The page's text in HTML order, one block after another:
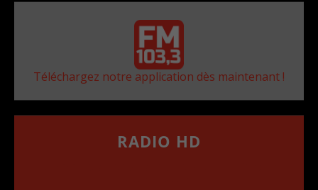
Téléchargez notre application dès maintenant !
RADIO HD